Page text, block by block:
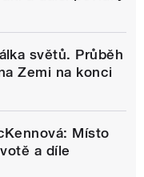
světů. Průběh
Zemi na konci
Místo
a díle